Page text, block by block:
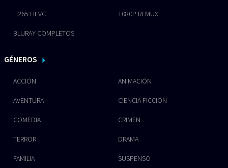
H265 HEVC 1080P REMUX
BLURAY COMPLETOS
GÉNEROS
ACCIÓN ANIMACIÓN
AVENTURA CIENCIA FICCIÓN
COMEDIA CRIMEN
TERROR DRAMA
FAMILIA SUSPENSO